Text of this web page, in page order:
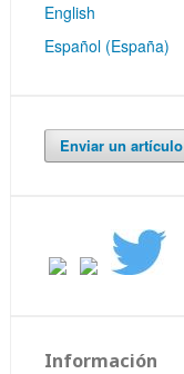
English
Español (España)
Enviar un artículo
Información